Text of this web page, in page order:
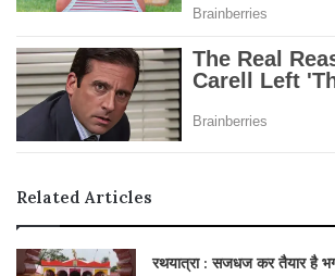
Related Articles
रथयात्रा : सजधज कर तैयार है